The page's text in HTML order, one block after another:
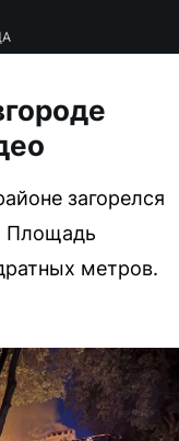
загорелся
Площадь
метров.